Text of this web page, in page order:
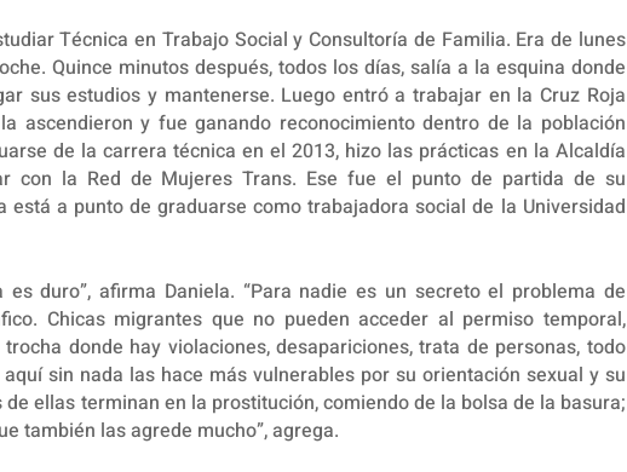
Técnica en Trabajo Social y Consultoría de Familia. Era de lunes
Quince minutos después, todos los días, salía a la esquina donde
sus estudios y mantenerse. Luego entró a trabajar en la Cruz Roja
ascendieron y fue ganando reconocimiento dentro de la población
de la carrera técnica en el 2013, hizo las prácticas en la Alcaldía
con la Red de Mujeres Trans. Ese fue el punto de partida de su
está a punto de graduarse como trabajadora social de la Universidad
duro”, afirma Daniela. “Para nadie es un secreto el problema de
Chicas migrantes que no pueden acceder al permiso temporal,
donde hay violaciones, desapariciones, trata de personas, todo
sin nada las hace más vulnerables por su orientación sexual y su
ellas terminan en la prostitución, comiendo de la bolsa de la basura;
también las agrede mucho”, agrega.